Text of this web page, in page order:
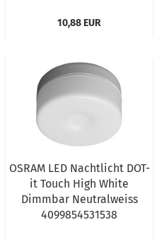
10,88 EUR
OSRAM LED Nachtlicht DOT-
it Touch High White
Dimmbar Neutralweiss
4099854531538